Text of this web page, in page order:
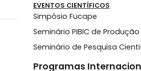
EVENTOS CIENTÍFICOS
Simpósio Fucape
Seminário PIBIC de
Seminário de Pesquisa
Programas